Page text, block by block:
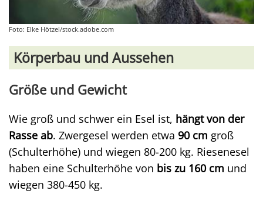
Foto: Elke Hötzel/stock.adobe.com
Körperbau und Aussehen
Größe und Gewicht
Wie groß und schwer ein Esel ist, hängt von der
Rasse ab. Zwergesel werden etwa 90 cm groß
(Schulterhöhe) und wiegen 80-200 kg. Riesenesel
haben eine Schulterhöhe von bis zu 160 cm und
wiegen 380-450 kg.